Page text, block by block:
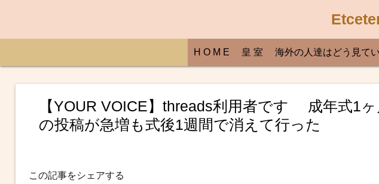
H O M E 皇 室 海外の人達はどう見て
【YOUR VOICE】threads利用者です 成年式1
の投稿が急増も式後1週間で消えて行った
この記事をシェアする